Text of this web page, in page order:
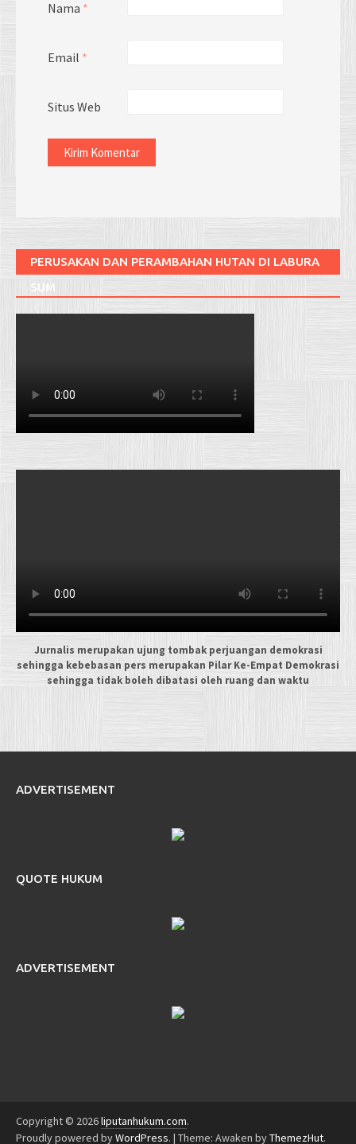
Nama *
Email *
Situs Web
PERUSAKAN DAN PERAMBAHAN HUTAN DI LABURA
SUM
Jurnalis merupakan ujung tombak perjuangan demokrasi
sehingga kebebasan pers merupakan Pilar Ke-Empat Demokrasi
sehingga tidak boleh dibatasi oleh ruang dan waktu
ADVERTISEMENT
QUOTE HUKUM
ADVERTISEMENT
Copyright © 2026liputanhukum.com.
Proudly powered byWordPress. | Theme: Awaken byThemezHut.